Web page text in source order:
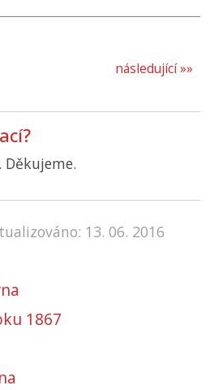
následující »»
Děkujeme.
13. 06. 2016
1867